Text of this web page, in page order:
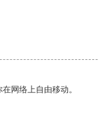
网络上自由移动。